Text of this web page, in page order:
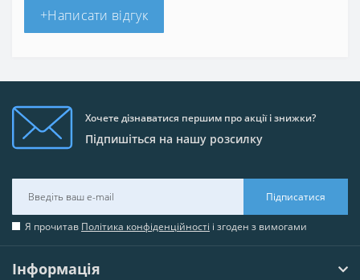
+Написати відгук
Хочете дізнаватися першим про акції і знижки?
Підпишіться на нашу розсилку
Підписатися
Я прочитав Політика конфіденційності і згоден з вимогами
Інформація